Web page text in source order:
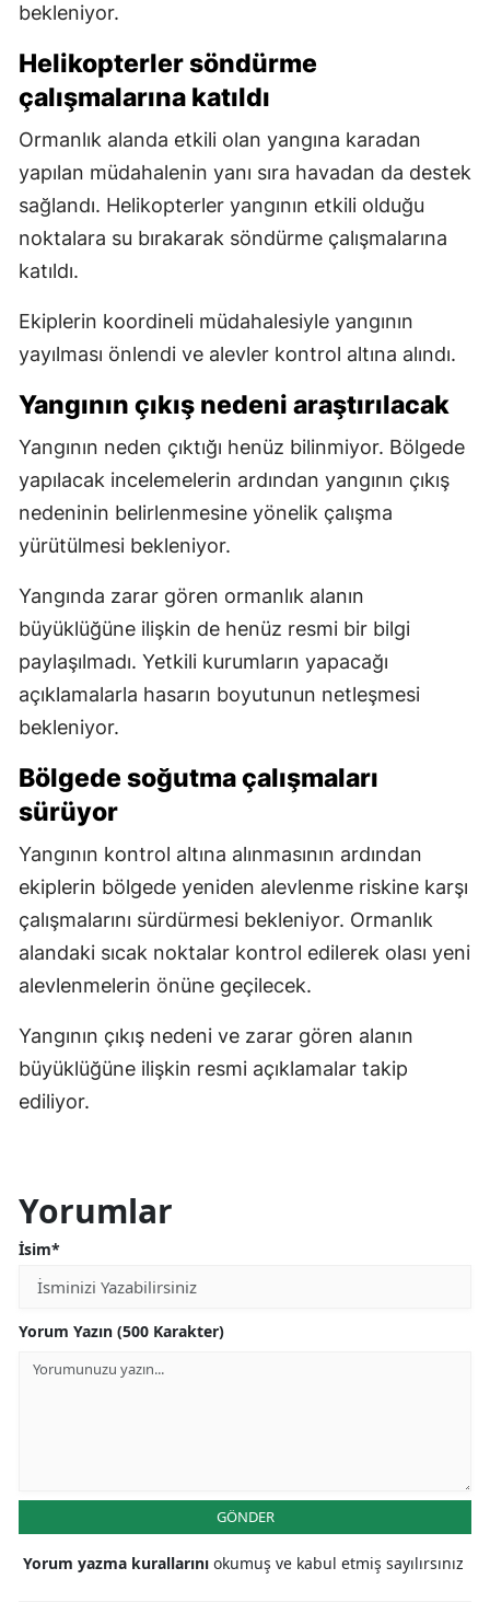
bekleniyor.
Helikopterler söndürme
çalışmalarına katıldı
Ormanlık alanda etkili olan yangına karadan
yapılan müdahalenin yanı sıra havadan da destek
sağlandı. Helikopterler yangının etkili olduğu
noktalara su bırakarak söndürme çalışmalarına
katıldı.
Ekiplerin koordineli müdahalesiyle yangının
yayılması önlendi ve alevler kontrol altına alındı.
Yangının çıkış nedeni araştırılacak
Yangının neden çıktığı henüz bilinmiyor. Bölgede
yapılacak incelemelerin ardından yangının çıkış
nedeninin belirlenmesine yönelik çalışma
yürütülmesi bekleniyor.
Yangında zarar gören ormanlık alanın
büyüklüğüne ilişkin de henüz resmi bir bilgi
paylaşılmadı. Yetkili kurumların yapacağı
açıklamalarla hasarın boyutunun netleşmesi
bekleniyor.
Bölgede soğutma çalışmaları
sürüyor
Yangının kontrol altına alınmasının ardından
ekiplerin bölgede yeniden alevlenme riskine karşı
çalışmalarını sürdürmesi bekleniyor. Ormanlık
alandaki sıcak noktalar kontrol edilerek olası yeni
alevlenmelerin önüne geçilecek.
Yangının çıkış nedeni ve zarar gören alanın
büyüklüğüne ilişkin resmi açıklamalar takip
ediliyor.
Yorumlar
İsim*
Yorum Yazın (500 Karakter)
GÖNDER
Yorum yazma kurallarını okumuş ve kabul etmiş sayılırsınız